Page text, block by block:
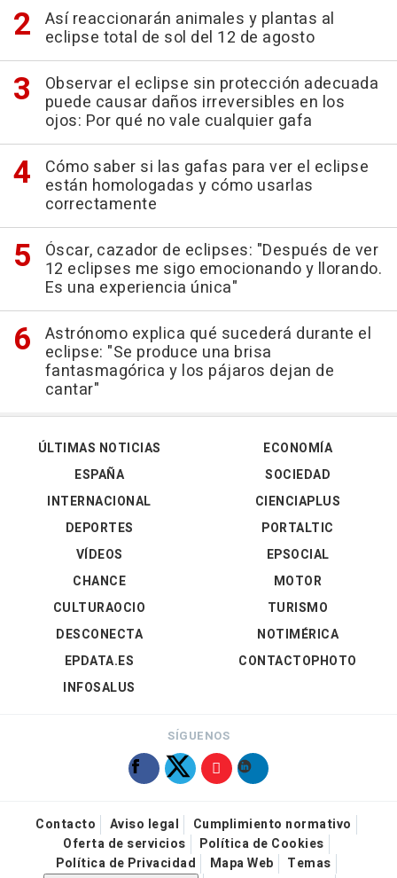
Así reaccionarán animales y plantas al
eclipse total de sol del 12 de agosto
Observar el eclipse sin protección adecuada
puede causar daños irreversibles en los
ojos: Por qué no vale cualquier gafa
Cómo saber si las gafas para ver el eclipse
están homologadas y cómo usarlas
correctamente
Óscar, cazador de eclipses: "Después de ver
12 eclipses me sigo emocionando y llorando.
Es una experiencia única"
Astrónomo explica qué sucederá durante el
eclipse: "Se produce una brisa
fantasmagórica y los pájaros dejan de
cantar"
ÚLTIMAS NOTICIAS
ESPAÑA
INTERNACIONAL
DEPORTES
VÍDEOS
ECONOMÍA
SOCIEDAD
CIENCIAPLUS
PORTALTIC
EPSOCIAL
CHANCE
CULTURAOCIO
DESCONECTA
EPDATA.ES
INFOSALUS
MOTOR
TURISMO
NOTIMÉRICA
CONTACTOPHOTO
SÍGUENOS
Contacto Aviso legal
Cumplimiento normativo
Oferta de servicios
Política de Cookies
Política de Privacidad
Mapa Web
Temas